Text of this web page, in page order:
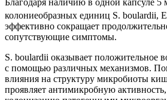
колониеобразных единиц S. boulardii,
эффективно сокращает
сопутствующие симптомы.
S. boulardii оказывает положительное
с помощью различных механизмов.
влияния на структуру микробиоты
проявляет антимикробную